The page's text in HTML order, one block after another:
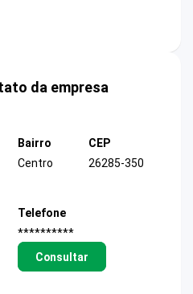
da empresa
Bairro
Centro
CEP
26285-350
Telefone
**********
Consultar